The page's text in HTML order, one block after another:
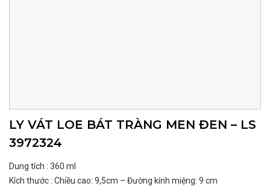
LY VÁT LOE BÁT TRÀNG MEN ĐEN – LS
3972324
Dung tích : 360 ml
Kích thước : Chiều cao: 9,5cm – Đường kính miệng: 9 cm